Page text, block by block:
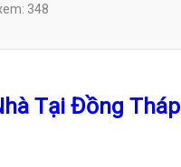
348
Tại Đồng Tháp